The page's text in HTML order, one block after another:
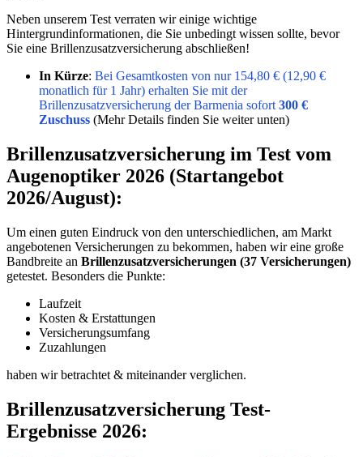
Neben unserem Test verraten wir einige wichtige
Hintergrundinformationen, die Sie unbedingt wissen sollte, bevor
Sie eine Brillenzusatzversicherung abschließen!
In Kürze: Bei Gesamtkosten von nur 154,80 € (12,90 €
monatlich für 1 Jahr) erhalten Sie mit der
Brillenzusatzversicherung der Barmenia sofort 300 €
Zuschuss (Mehr Details finden Sie weiter unten)
Brillenzusatzversicherung im Test vom
Augenoptiker 2026 (Startangebot
2026/August):
Um einen guten Eindruck von den unterschiedlichen, am Markt
angebotenen Versicherungen zu bekommen, haben wir eine große
Bandbreite an Brillenzusatzversicherungen (37 Versicherungen)
getestet. Besonders die Punkte:
Laufzeit
Kosten & Erstattungen
Versicherungsumfang
Zuzahlungen
haben wir betrachtet & miteinander verglichen.
Brillenzusatzversicherung Test-
Ergebnisse 2026: